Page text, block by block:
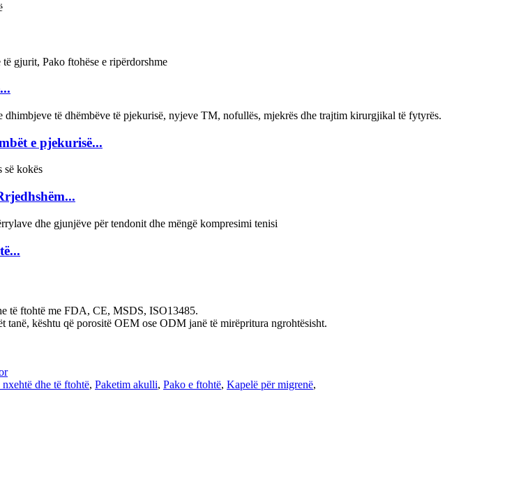
e pjekurisë...
të ftohtë me FDA, CE, MSDS, ISO13485.
kështu që porositë OEM ose ODM janë të mirëpritura ngrohtësisht.
dhe të ftohtë, Paketim akulli, Pako e ftohtë, Kapelë për migrenë,